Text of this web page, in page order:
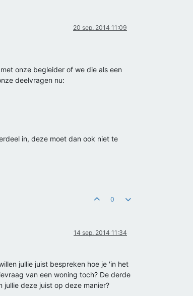
20 sep. 2014 11:09
onze begleider of we die als een
deelvragen nu:
in, deze moet dan ook niet te
0
14 sep. 2014 11:34
jullie juist bespreken hoe je 'in het
van een woning toch? De derde
deze juist op deze manier?